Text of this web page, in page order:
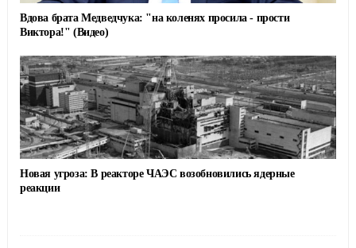
Вдова брата Медведчука: "на коленях просила - прости
Виктора!" (Видео)
Новая угроза: В реакторе ЧАЭС возобновились ядерные
реакции